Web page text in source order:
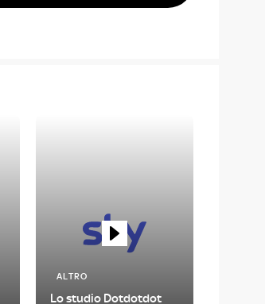
ALTRO
Lo studio Dotdotdot